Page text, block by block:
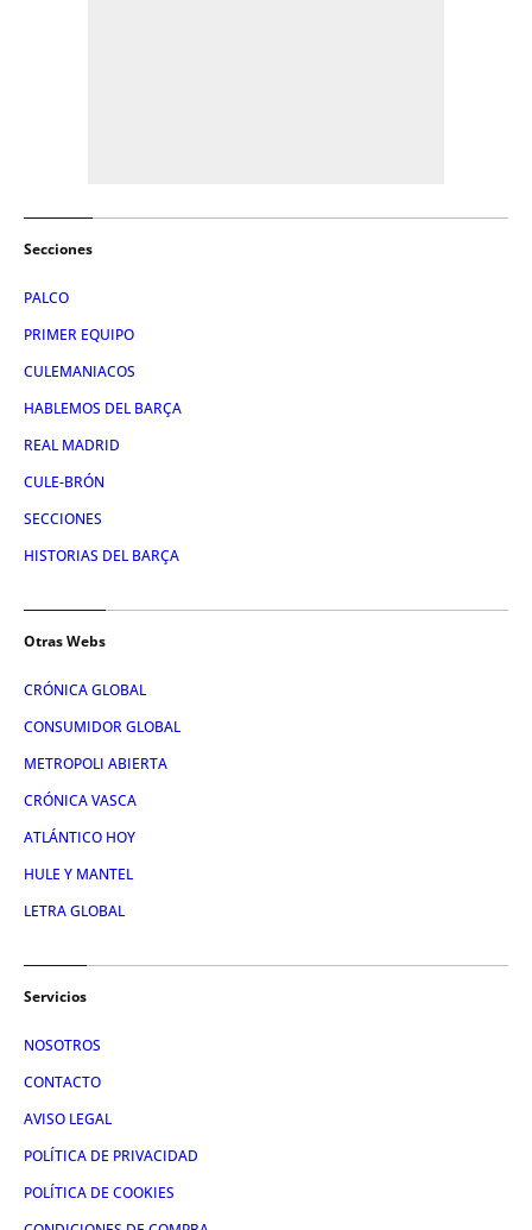
Secciones
PALCO
PRIMER EQUIPO
CULEMANIACOS
HABLEMOS DEL BARÇA
REAL MADRID
CULE-BRÓN
SECCIONES
HISTORIAS DEL BARÇA
Otras Webs
CRÓNICA GLOBAL
CONSUMIDOR GLOBAL
METROPOLI ABIERTA
CRÓNICA VASCA
ATLÁNTICO HOY
HULE Y MANTEL
LETRA GLOBAL
Servicios
NOSOTROS
CONTACTO
AVISO LEGAL
POLÍTICA DE PRIVACIDAD
POLÍTICA DE COOKIES